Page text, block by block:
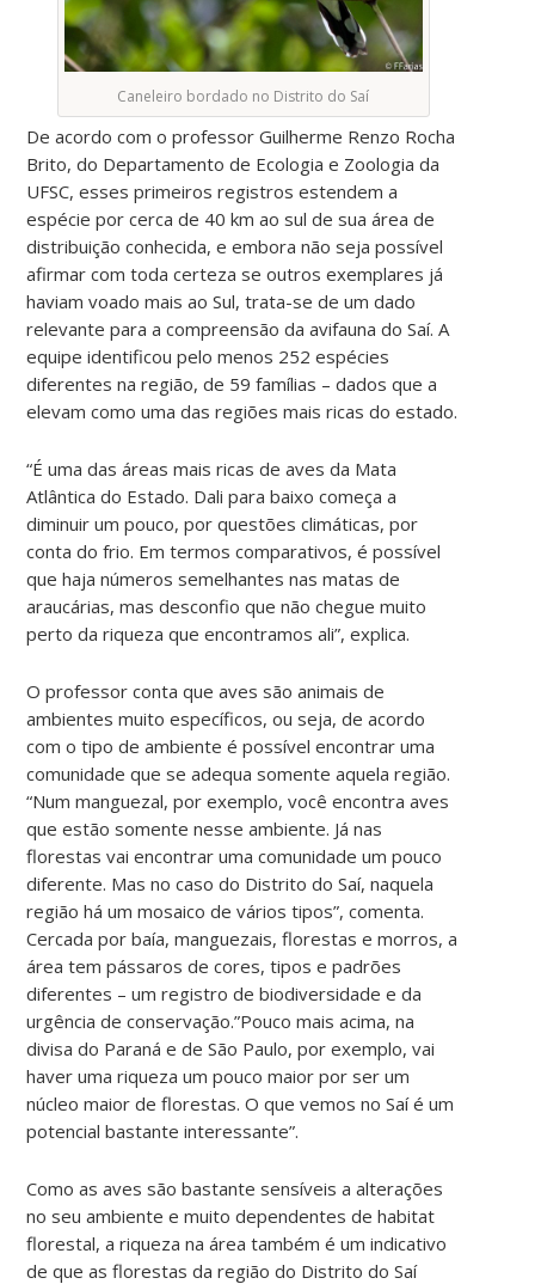
Caneleiro bordado no Distrito do Saí
De acordo com o professor Guilherme Renzo Rocha
Brito, do Departamento de Ecologia e Zoologia da
UFSC, esses primeiros registros estendem a
espécie por cerca de 40 km ao sul de sua área de
distribuição conhecida, e embora não seja possível
afirmar com toda certeza se outros exemplares já
haviam voado mais ao Sul, trata-se de um dado
relevante para a compreensão da avifauna do Saí. A
equipe identificou pelo menos 252 espécies
diferentes na região, de 59 famílias – dados que a
elevam como uma das regiões mais ricas do estado.
“É uma das áreas mais ricas de aves da Mata
Atlântica do Estado. Dali para baixo começa a
diminuir um pouco, por questões climáticas, por
conta do frio. Em termos comparativos, é possível
que haja números semelhantes nas matas de
araucárias, mas desconfio que não chegue muito
perto da riqueza que encontramos ali”, explica.
O professor conta que aves são animais de
ambientes muito específicos, ou seja, de acordo
com o tipo de ambiente é possível encontrar uma
comunidade que se adequa somente aquela região.
“Num manguezal, por exemplo, você encontra aves
que estão somente nesse ambiente. Já nas
florestas vai encontrar uma comunidade um pouco
diferente. Mas no caso do Distrito do Saí, naquela
região há um mosaico de vários tipos”, comenta.
Cercada por baía, manguezais, florestas e morros, a
área tem pássaros de cores, tipos e padrões
diferentes – um registro de biodiversidade e da
urgência de conservação.”Pouco mais acima, na
divisa do Paraná e de São Paulo, por exemplo, vai
haver uma riqueza um pouco maior por ser um
núcleo maior de florestas. O que vemos no Saí é um
potencial bastante interessante”.
Como as aves são bastante sensíveis a alterações
no seu ambiente e muito dependentes de habitat
florestal, a riqueza na área também é um indicativo
de que as florestas da região do Distrito do Saí